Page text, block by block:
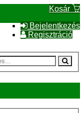
Kosár
Bejelentkezés
Regisztráció